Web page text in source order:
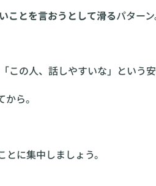
ことを言おうとして滑るパターン
の人、話しやすいな」という安
ら。
とに集中しましょう。